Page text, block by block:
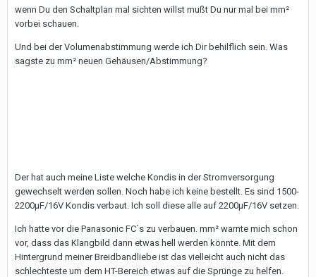
wenn Du den Schaltplan mal sichten willst mußt Du nur mal bei mm²
vorbei schauen.
Und bei der Volumenabstimmung werde ich Dir behilflich sein. Was
sagste zu mm² neuen Gehäusen/Abstimmung?
Der hat auch meine Liste welche Kondis in der Stromversorgung
gewechselt werden sollen. Noch habe ich keine bestellt. Es sind 1500-
2200µF/16V Kondis verbaut. Ich soll diese alle auf 2200µF/16V setzen.
Ich hatte vor die Panasonic FC´s zu verbauen. mm² warnte mich schon
vor, dass das Klangbild dann etwas hell werden könnte. Mit dem
Hintergrund meiner Breidbandliebe ist das vielleicht auch nicht das
schlechteste um dem HT-Bereich etwas auf die Sprünge zu helfen.